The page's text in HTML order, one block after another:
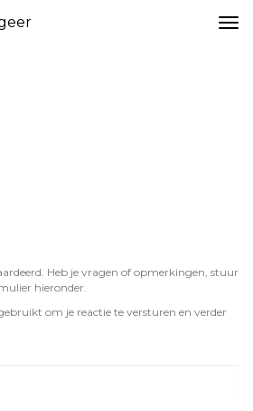
Heb je vragen of opmerkingen, stuur
hieronder.
om je reactie te versturen en verder